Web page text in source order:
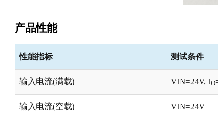
产品性能
性能指标 测试条件
输入电流(满载) VIN=24V, IO
输入电流(空载) VIN=24V